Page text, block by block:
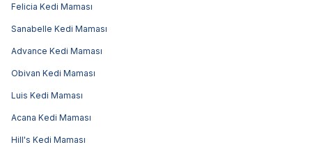
Felicia Kedi Maması
Sanabelle Kedi Maması
Advance Kedi Maması
Obivan Kedi Maması
Luis Kedi Maması
Acana Kedi Maması
Hill's Kedi Maması